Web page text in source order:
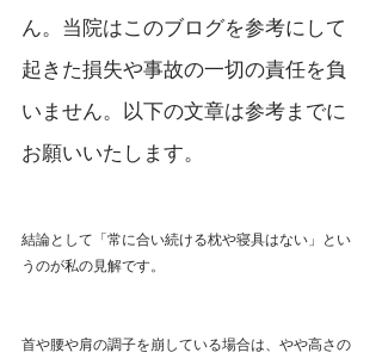
ん。当院はこのブログを参考にして
起きた損失や事故の一切の責任を負
いません。以下の文章は参考までに
お願いいたします。
結論として「常に合い続ける枕や寝具はない」とい
うのが私の見解です。
首や腰や肩の調子を崩している場合は、やや高さの